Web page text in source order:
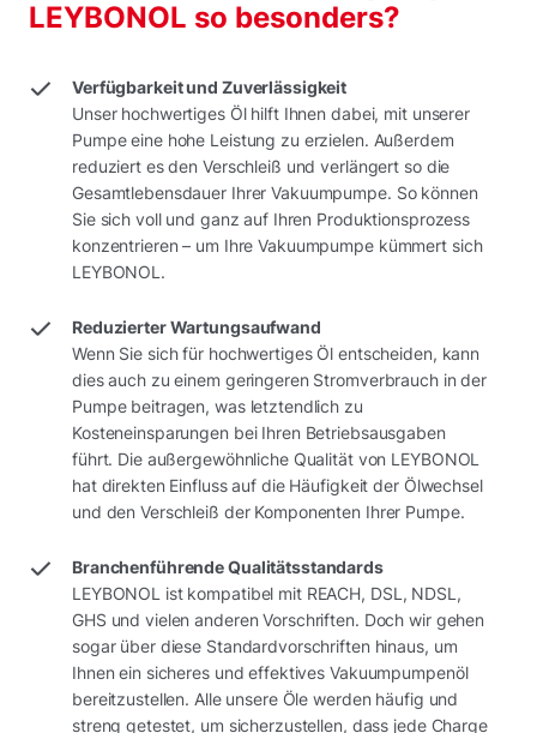
LEYBONOL so besonders?
Verfügbarkeit und Zuverlässigkeit
Unser hochwertiges Öl hilft Ihnen dabei, mit unserer
Pumpe eine hohe Leistung zu erzielen. Außerdem
reduziert es den Verschleiß und verlängert so die
Gesamtlebensdauer Ihrer Vakuumpumpe. So können
Sie sich voll und ganz auf Ihren Produktionsprozess
konzentrieren – um Ihre Vakuumpumpe kümmert sich
LEYBONOL.
Reduzierter Wartungsaufwand
Wenn Sie sich für hochwertiges Öl entscheiden, kann
dies auch zu einem geringeren Stromverbrauch in der
Pumpe beitragen, was letztendlich zu
Kosteneinsparungen bei Ihren Betriebsausgaben
führt. Die außergewöhnliche Qualität von LEYBONOL
hat direkten Einfluss auf die Häufigkeit der Ölwechsel
und den Verschleiß der Komponenten Ihrer Pumpe.
Branchenführende Qualitätsstandards
LEYBONOL ist kompatibel mit REACH, DSL, NDSL,
GHS und vielen anderen Vorschriften. Doch wir gehen
sogar über diese Standardvorschriften hinaus, um
Ihnen ein sicheres und effektives Vakuumpumpenöl
bereitzustellen. Alle unsere Öle werden häufig und
streng getestet, um sicherzustellen, dass jede Charge